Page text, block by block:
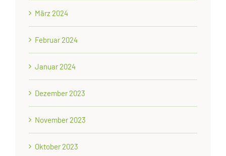
März 2024
Februar 2024
Januar 2024
Dezember 2023
November 2023
Oktober 2023